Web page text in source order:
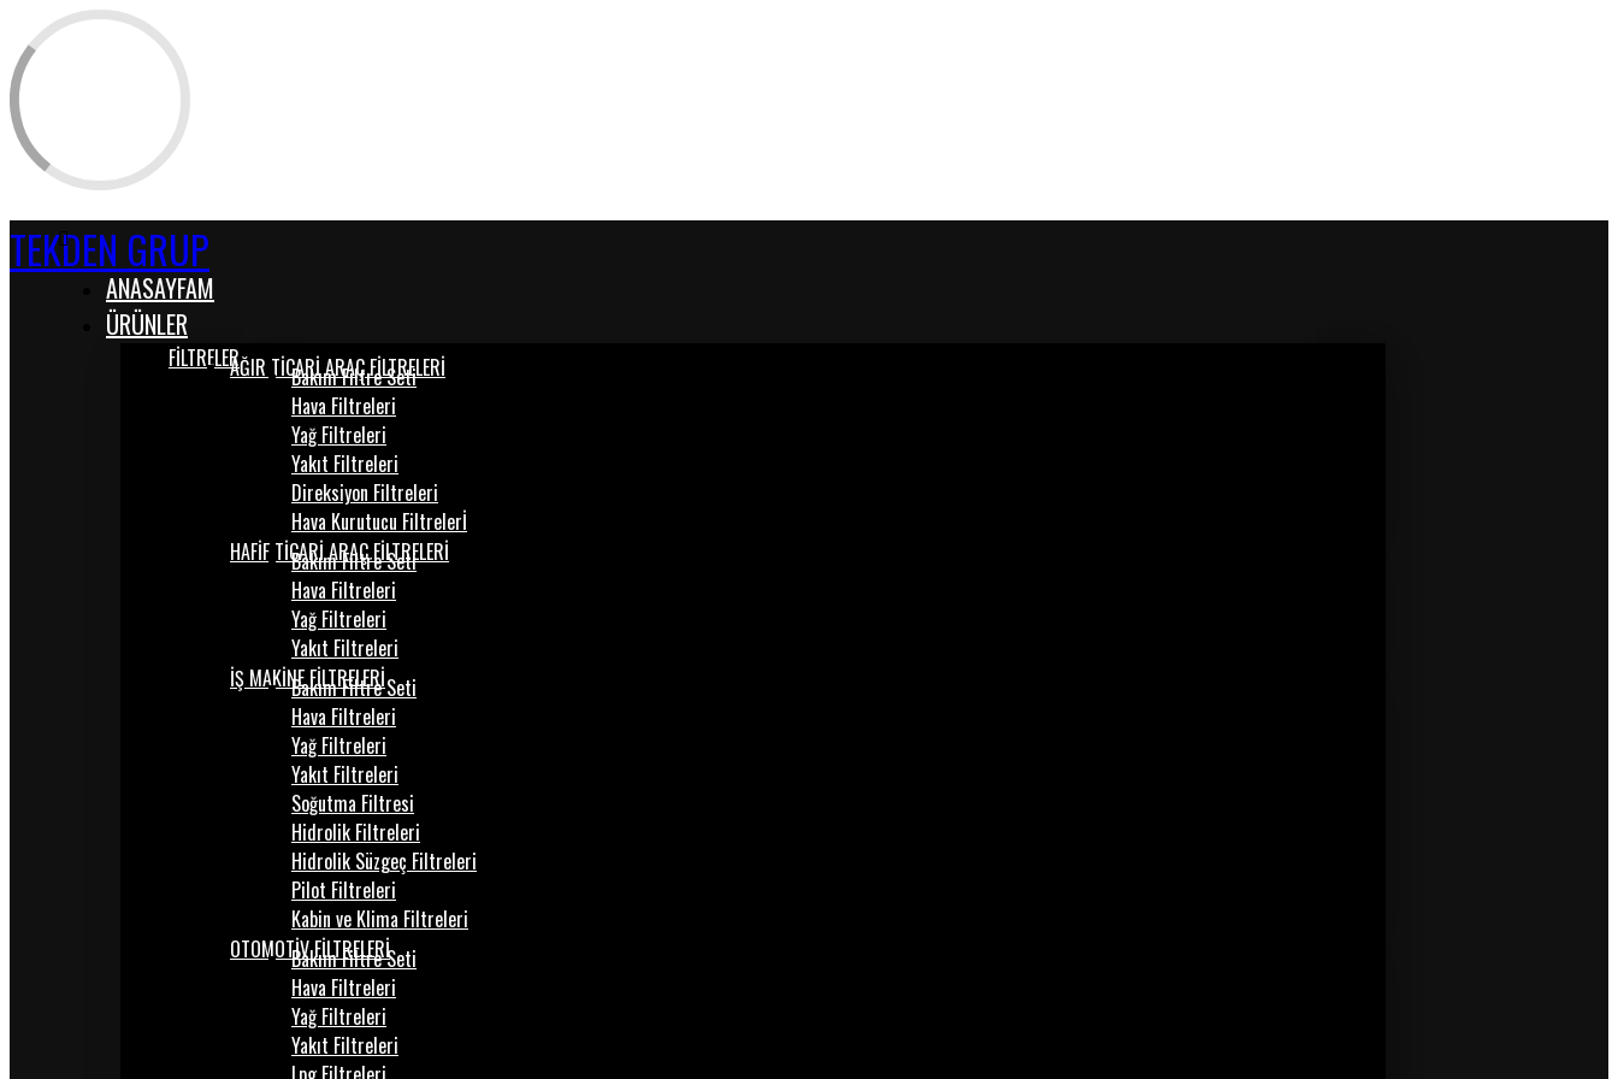
TEKDEN GRUP
ANASAYFAM
ÜRÜNLER
FİLTRELERAĞIR TİCARİ ARAÇ FİLTRELERİ
Bakım Filtre Seti
Hava Filtreleri
Yağ Filtreleri
Yakıt Filtreleri
Direksiyon Filtreleri
Hava Kurutucu Filtrelerİ
HAFİF TİCARİ ARAÇ FİLTRELERİ
Bakım Filtre Seti
Hava Filtreleri
Yağ Filtreleri
Yakıt Filtreleri
İŞ MAKİNE FİLTRELERİ
Bakım Filtre Seti
Hava Filtreleri
Yağ Filtreleri
Yakıt Filtreleri
Soğutma Filtresi
Hidrolik Filtreleri
Hidrolik Süzgeç Filtreleri
Pilot Filtreleri
Kabin ve Klima Filtreleri
OTOMOTİV FİLTRELERİ
Bakım Filtre Seti
Hava Filtreleri
Yağ Filtreleri
Yakıt Filtreleri